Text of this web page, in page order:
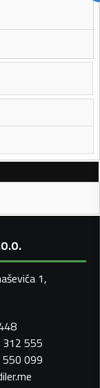
1,
312 555
550 099